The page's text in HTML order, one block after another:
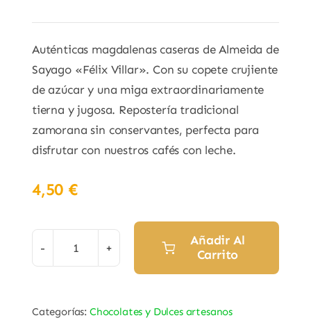
Auténticas magdalenas caseras de Almeida de
Sayago «Félix Villar». Con su copete crujiente
de azúcar y una miga extraordinariamente
tierna y jugosa. Repostería tradicional
zamorana sin conservantes, perfecta para
disfrutar con nuestros cafés con leche.
4,50 €
Magdalenas
Almeida
Añadir Al
Carrito
Categorías: Chocolates y Dulces artesanos